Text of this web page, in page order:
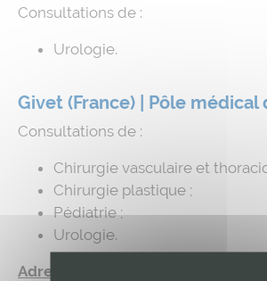
Consultations de :
Urologie.
Givet (France) | Pôle médical
Consultations de :
Chirurgie vasculaire et
Chirurgie plastique ;
Pédiatrie ;
Urologie.
Adresse:
Place Jacques Sourdille,